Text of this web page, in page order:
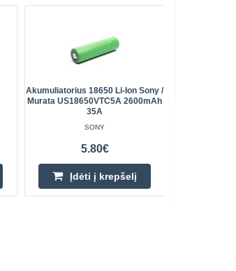
Akumuliatorius 18650 Li-Ion Sony /
Murata US18650VTC5A 2600mAh
35A
SONY
5.80€
Įdėti į krepšelį